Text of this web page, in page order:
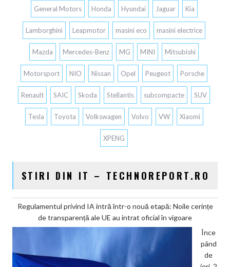
General Motors Honda Hyundai Jaguar Kia
Lamborghini Leapmotor masini eco masini electrice
Mazda Mercedes-Benz MG MINI Mitsubishi
Motorsport NIO Nissan Opel Peugeot Porsche
Renault SAIC Skoda Stellantis subcompacte SUV
Tesla Toyota Volkswagen Volvo VW Xiaomi
XPENG
STIRI DIN IT – TECHNOREPORT.RO
Regulamentul privind IA intră într-o nouă etapă: Noile cerințe
de transparență ale UE au intrat oficial în vigoare
Înce
pând
de